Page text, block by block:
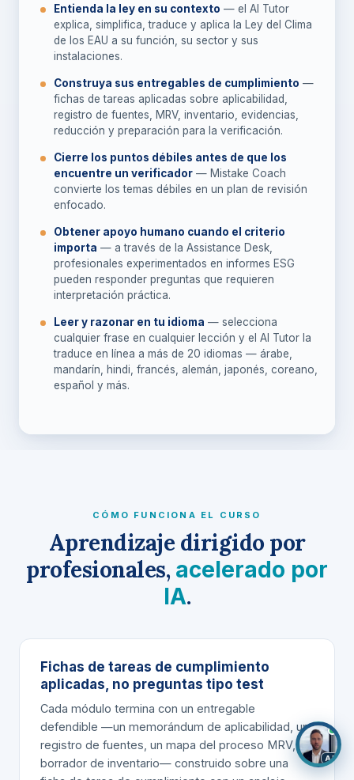
Entienda la ley en su contexto — el AI Tutor
explica, simplifica, traduce y aplica la Ley del Clima
de los EAU a su función, su sector y sus
instalaciones.
Construya sus entregables de cumplimiento —
fichas de tareas aplicadas sobre aplicabilidad,
registro de fuentes, MRV, inventario, evidencias,
reducción y preparación para la verificación.
Cierre los puntos débiles antes de que los
encuentre un verificador — Mistake Coach
convierte los temas débiles en un plan de revisión
enfocado.
Obtener apoyo humano cuando el criterio
importa — a través de la Assistance Desk,
profesionales experimentados en informes ESG
pueden responder preguntas que requieren
interpretación práctica.
Leer y razonar en tu idioma — selecciona
cualquier frase en cualquier lección y el AI Tutor la
traduce en línea a más de 20 idiomas — árabe,
mandarín, hindi, francés, alemán, japonés, coreano,
español y más.
CÓMO FUNCIONA EL CURSO
Aprendizaje dirigido por
profesionales, acelerado por
IA.
Fichas de tareas de cumplimiento
aplicadas, no preguntas tipo test
Cada módulo termina con un entregable
defendible —un memorándum de aplicabilidad, un
registro de fuentes, un mapa del proceso MRV, un
borrador de inventario— construido sobre una
AI
¿Todavía valorando UAE Climate Law? Estoy
aquí mismo si quieres comentarlo.